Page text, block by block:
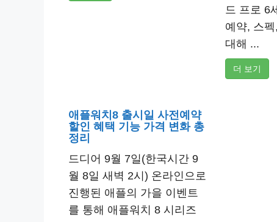
드 프로 6
예약, 스펙
대해 ...
더 보기
애플워치8 출시일 사전예약
할인 혜택 기능 가격 변화 총
정리
드디어 9월 7일(한국시간 9
월 8일 새벽 2시) 온라인으로
진행된 애플의 가을 이벤트
를 통해 애플워치 8 시리즈